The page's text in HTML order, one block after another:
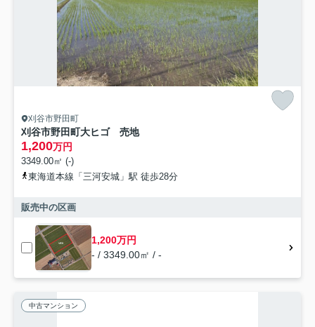
刈谷市野田町
刈谷市野田町大ヒゴ 売地
1,200万円
3349.00㎡ (-)
東海道本線「三河安城」駅 徒歩28分
販売中の区画
1,200万円
- / 3349.00㎡ / -
中古マンション